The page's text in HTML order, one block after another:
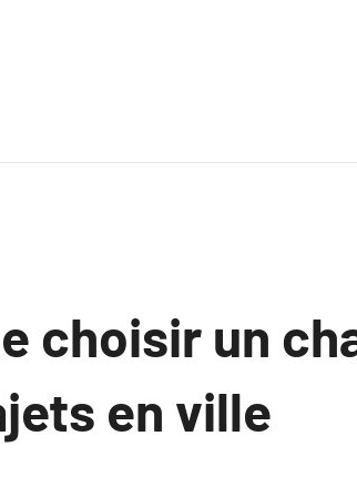
choisir un
en ville